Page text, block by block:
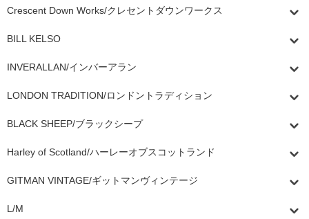
Crescent Down Works/クレセントダウンワークス
BILL KELSO
INVERALLAN/インバーアラン
LONDON TRADITION/ロンドントラディション
BLACK SHEEP/ブラックシープ
Harley of Scotland/ハーレーオブスコットランド
GITMAN VINTAGE/ギットマンヴィンテージ
L/M